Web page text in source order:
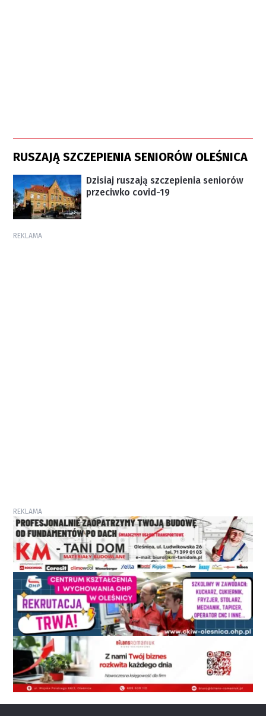
RUSZAJĄ SZCZEPIENIA SENIORÓW OLEŚNICA
Dzisiaj ruszają szczepienia seniorów
przeciwko covid-19
REKLAMA
REKLAMA